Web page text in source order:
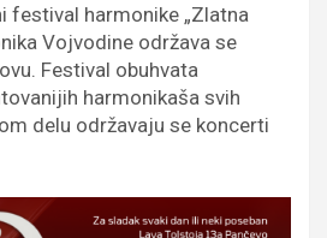
festival harmonike „Zlatna
Vojvodine održava se
Festival obuhvata
harmonikaša svih
delu održavaju se koncerti